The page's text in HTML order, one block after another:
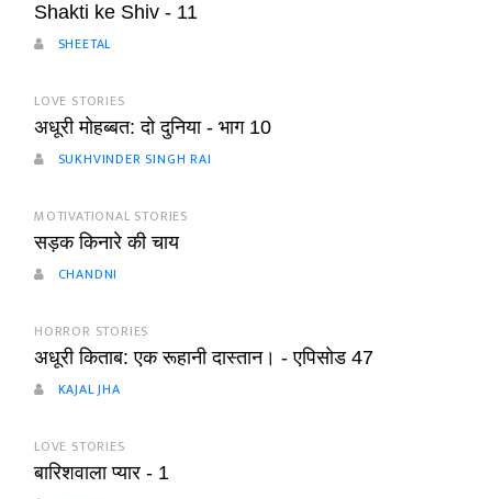
Shakti ke Shiv - 11
SHEETAL
LOVE STORIES
अधूरी मोहब्बत: दो दुनिया - भाग 10
SUKHVINDER SINGH RAI
MOTIVATIONAL STORIES
सड़क किनारे की चाय
CHANDNI
HORROR STORIES
अधूरी किताब: एक रूहानी दास्तान। - एपिसोड 47
KAJAL JHA
LOVE STORIES
बारिशवाला प्यार - 1